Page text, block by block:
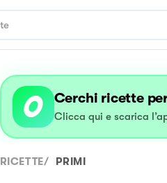
Cerchi ricette
Clicca qui e scarica
RICETTE/ PRIMI